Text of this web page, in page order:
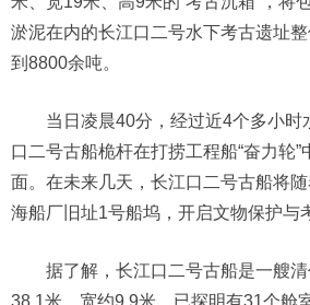
淤泥在内的长江口二号水下考古遗址
到8800余吨。
当日凌晨40分，经过近4个多小时
口二号古船桅杆在打捞工程船“奋力轮
面。在未来几天，长江口二号古船将随
海船厂旧址1号船坞，开启文物保护与
据了解，长江口二号古船是一艘
38.1米、宽约9.9米，已探明有31个舱